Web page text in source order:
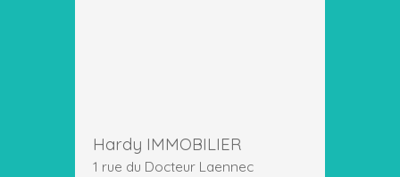
Hardy IMMOBILIER
1 rue du Docteur Laennec